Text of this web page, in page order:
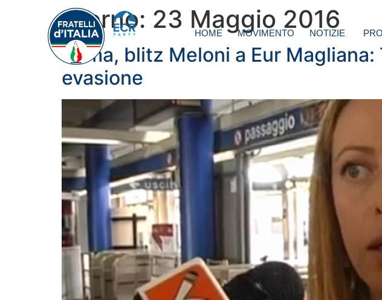
HOME MOVIMENTO NOTIZIE
Giorno: 23 Maggio 2016
Roma, blitz Meloni a Eur
evasione